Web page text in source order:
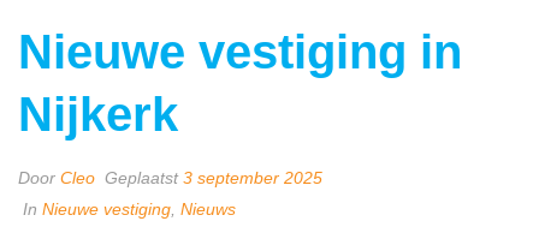
Nieuwe vestiging in
Nijkerk
Door Cleo Geplaatst3 september 2025
In Nieuwe vestiging Nieuws